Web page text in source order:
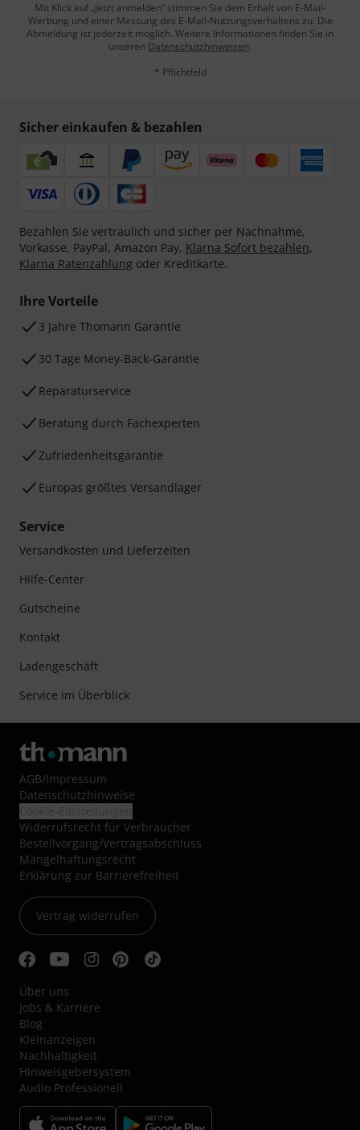
Mit Klick auf „Jetzt anmelden“ stimmen Sie dem Erhalt von E-Mail-
Werbung und einer Messung des E-Mail-Nutzungsverhaltens zu. Die
Abmeldung ist jederzeit möglich. Weitere Informationen finden Sie in
unseren Datenschutzhinweisen.
* Pflichtfeld
Sicher einkaufen & bezahlen
Bezahlen Sie vertraulich und sicher per Nachnahme,
Vorkasse, PayPal, Amazon Pay, Klarna Sofort bezahlen,
Klarna Ratenzahlung oder Kreditkarte.
Ihre Vorteile
3 Jahre Thomann Garantie
30 Tage Money-Back-Garantie
Reparaturservice
Beratung durch Fachexperten
Zufriedenheitsgarantie
Europas größtes Versandlager
Service
Versandkosten und Lieferzeiten
Hilfe-Center
Gutscheine
Kontakt
Ladengeschäft
Service im Überblick
AGB/Impressum
Datenschutzhinweise
Widerrufsrecht für Verbraucher
Bestellvorgang/Vertragsabschluss
Mängelhaftungsrecht
Erklärung zur Barrierefreiheit
Vertrag widerrufen
Über uns
Jobs & Karriere
Blog
Kleinanzeigen
Nachhaltigkeit
Hinweisgebersystem
Audio Professionell